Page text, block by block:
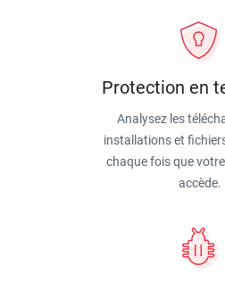
Protection en
Analysez les
installations et
chaque fois que
accède.